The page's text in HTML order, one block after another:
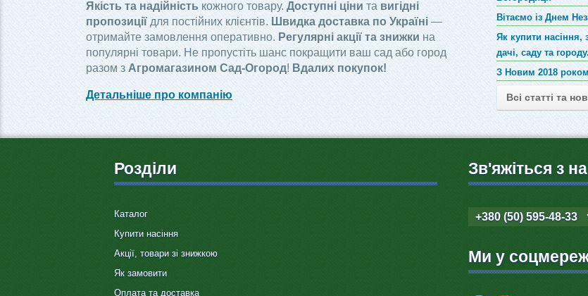
Якість та надійність кожного товару.Доступні ціни та вигідні
пропозиціїдля постійних клієнтів. Швидка доставка по Україні—
отримайте замовлення оперативно. Регулярні акції та знижки на
популярні товари. Не пропустіть шанс покращити ваш сад або город
разом зАгромагазином Сад-Огород! Вдалих покупок!
Детальніше про компанію
Вітаємо із Днем
Як купити насіння,
дачі, саду та
З Новим 2018
Всі статті та
Розділи
Каталог
Купити насіння
Акції, товари зі знижкою
Як замовити
Оплата та доставка
Зв'яжіться з
+380 (50) 595-48-33
Ми у